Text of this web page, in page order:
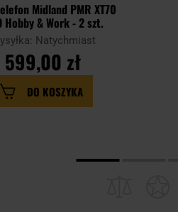
Midland PMR XT70
Hobby & Work - 2 szt.
Natychmiast
599,00 zł
DO KOSZYKA